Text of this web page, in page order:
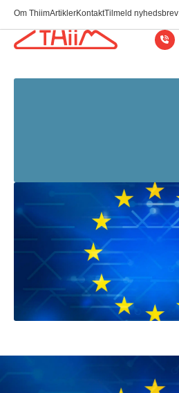
Om ThiimArtiklerKontaktTilmeld nyhedsbrev